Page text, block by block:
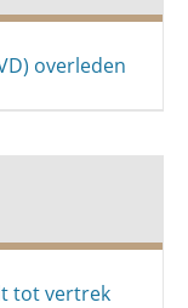
overleden
tot vertrek